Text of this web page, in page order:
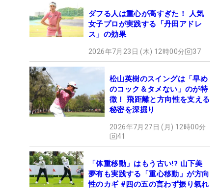
ダフる人は重心が高すぎた！ 人気
女子プロが実践する「丹田アドレ
ス」の効果
2026年7月23日 (木) 12時00分 37
松山英樹のスイングは「早め
のコック＆タメない」のが特
徴！ 飛距離と方向性を支える
秘密を深掘り
2026年7月27日 (月) 12時00分
41
「体重移動」はもう古い!? 山下美
夢有も実践する「重心移動」が方向
性のカギ #四の五の言わず振り氣れ